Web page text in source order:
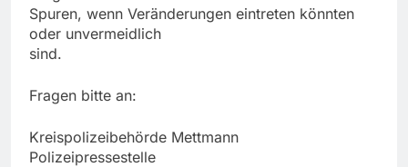
Spuren, wenn Veränderungen eintreten könnten
oder unvermeidlich
sind.
Fragen bitte an:
Kreispolizeibehörde Mettmann
Polizeipressestelle